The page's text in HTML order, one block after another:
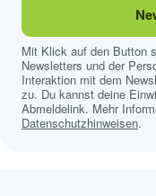
Mit Klick auf den Button
Newsletters und der
Interaktion mit dem
zu. Du kannst deine
Abmeldelink. Mehr
Datenschutzhinweisen.